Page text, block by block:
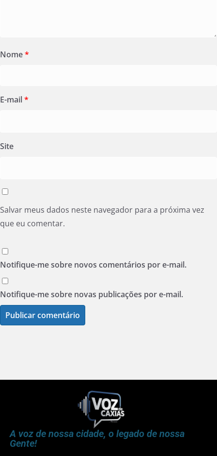
Nome*
E-mail*
Site
Salvar meus dados neste navegador para a próxima vez
que eu comentar.
Notifique-me sobre novos comentários por e-mail.
Notifique-me sobre novas publicações por e-mail.
A voz de nossa cidade, o legado de nossa
Gente!